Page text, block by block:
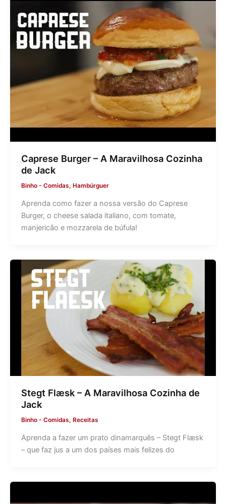
Caprese Burger – A Maravilhosa Cozinha
de Jack
Binho - Comidas, Hambúrguer
Aprenda como fazer a nossa versão do Caprese
Burger, o cheese salada italiano, com tomate,
manjericão e mozzarela de búfula!
Stegt Flæsk – A Maravilhosa Cozinha de
Jack
Binho - Comidas, Receitas
Aprenda a fazer um prato dinamarquês – Stegt Flæsk
– que faz jus a um dos países mais felizes do